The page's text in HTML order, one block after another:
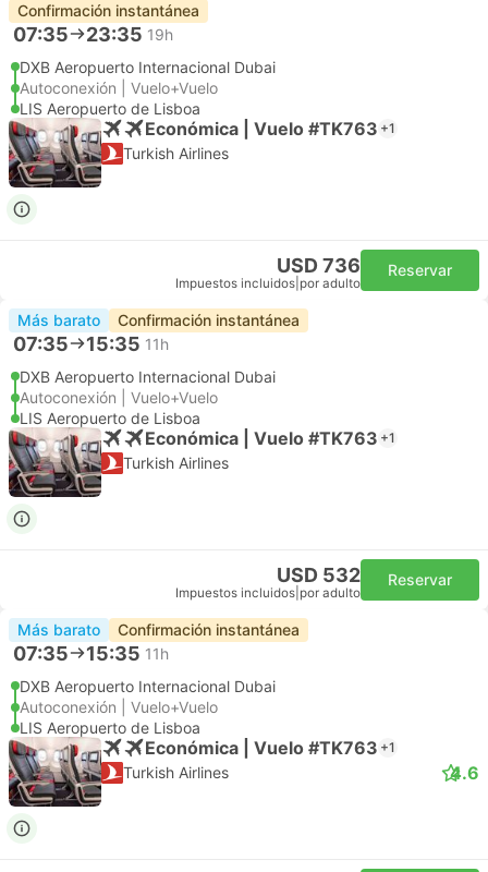
Confirmación instantánea
07:35 23:35 19h
DXB Aeropuerto Internacional Dubai
Autoconexión | Vuelo+Vuelo
LIS Aeropuerto de Lisboa
Económica | Vuelo #TK763 +1
Turkish Airlines
USD 736
Impuestos incluidos por adulto
Reservar
Más barato Confirmación instantánea
07:35 15:35 11h
DXB Aeropuerto Internacional Dubai
Autoconexión | Vuelo+Vuelo
LIS Aeropuerto de Lisboa
Económica | Vuelo #TK763 +1
Turkish Airlines
USD 532
Impuestos incluidos por adulto
Reservar
Más barato Confirmación instantánea
07:35 15:35 11h
DXB Aeropuerto Internacional Dubai
Autoconexión | Vuelo+Vuelo
LIS Aeropuerto de Lisboa
Económica | Vuelo #TK763 +1
Turkish Airlines 4.6